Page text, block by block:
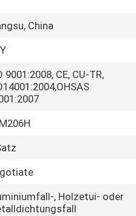
China
9001:2008, CE, CU-TR,
, Holzetui- oder